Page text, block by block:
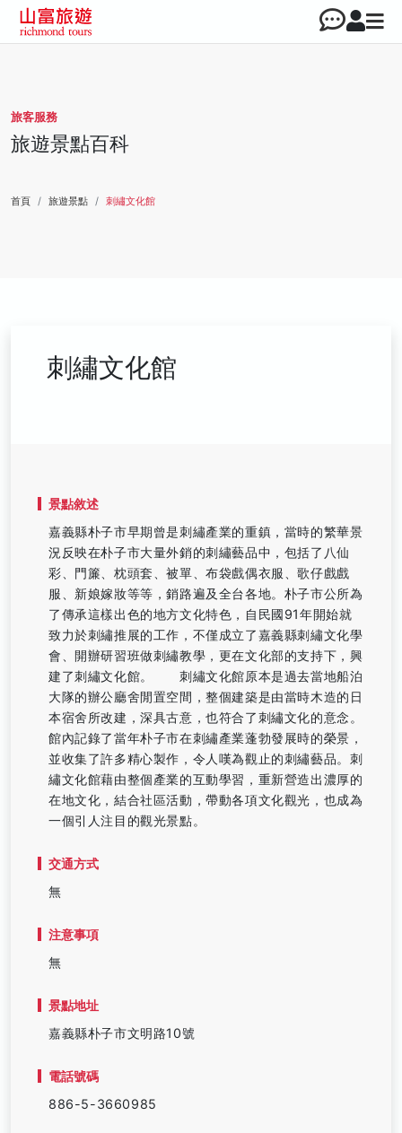
旅客服務
旅遊景點百科
首頁 旅遊景點 刺繡文化館
刺繡文化館
景點敘述
嘉義縣朴子市早期曾是刺繡產業的重鎮，當時的繁華景
況反映在朴子市大量外銷的刺繡藝品中，包括了八仙
彩、門簾、枕頭套、被單、布袋戲偶衣服、歌仔戲戲
服、新娘嫁妝等等，銷路遍及全台各地。朴子市公所為
了傳承這樣出色的地方文化特色，自民國91年開始就
致力於刺繡推展的工作，不僅成立了嘉義縣刺繡文化學
會、開辦研習班做刺繡教學，更在文化部的支持下，興
建了刺繡文化館。 刺繡文化館原本是過去當地船泊
大隊的辦公廳舍閒置空間，整個建築是由當時木造的日
本宿舍所改建，深具古意，也符合了刺繡文化的意念。
館內記錄了當年朴子市在刺繡產業蓬勃發展時的榮景，
並收集了許多精心製作，令人嘆為觀止的刺繡藝品。刺
繡文化館藉由整個產業的互動學習，重新營造出濃厚的
在地文化，結合社區活動，帶動各項文化觀光，也成為
一個引人注目的觀光景點。
交通方式
無
注意事項
無
景點地址
嘉義縣朴子市文明路10號
電話號碼
886-5-3660985